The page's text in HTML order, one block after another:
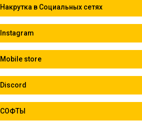
Накрутка в Социальных сетях
Instagram
Mobile store
Discord
СОФТЫ